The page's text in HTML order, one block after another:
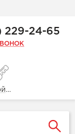
229-24-65
Войти